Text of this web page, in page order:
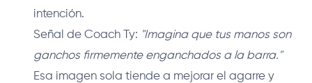
intención.
Señal de Coach Ty: "Imagina que tus manos son
ganchos firmemente enganchados a la barra."
Esa imagen sola tiende a mejorar el agarre y